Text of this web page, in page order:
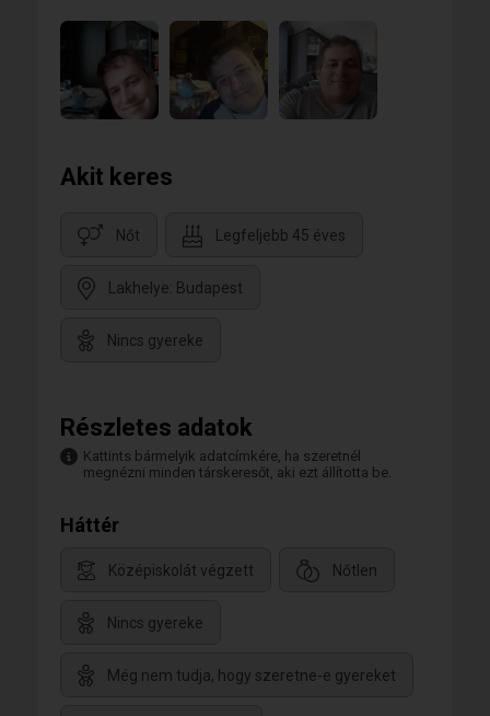
Akit keres
Nőt Legfeljebb 45 éves
Lakhelye: Budapest
Nincs gyereke
Részletes adatok
Kattints bármelyik adatcímkére, ha szeretnél
megnézni minden társkeresőt, aki ezt állította be.
Háttér
Középiskolát végzett Nőtlen
Nincs gyereke
Még nem tudja, hogy szeretne-e gyereket